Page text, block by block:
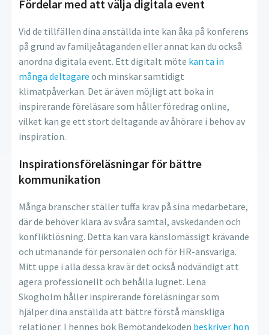
Fördelar med att välja digitala event
Vid de tillfällen dina anställda inte kan åka på konferens
på grund av familjeåtaganden eller annat kan du också
anordna digitala event. Ett digitalt möte kan ta in
många deltagare och minskar samtidigt
klimatpåverkan. Det är även möjligt att boka in
inspirerande föreläsare som håller föredrag online,
vilket kan ge ett stort deltagande av åhörare i behov av
inspiration.
Inspirationsföreläsningar för bättre
kommunikation
Många branscher ställer tuffa krav på sina medarbetare,
där de behöver klara av svåra samtal, avskedanden och
konfliktlösning. Detta kan vara känslomässigt krävande
och utmanande för personalen och för HR-ansvariga.
Mitt uppe i alla dessa krav är det också nödvändigt att
agera professionellt och behålla lugnet. Lena
Skogholm håller inspirerande föreläsningar som
hjälper dina anställda att bättre förstå mänskliga
relationer. I hennes bok Bemötandekoden beskriver hon